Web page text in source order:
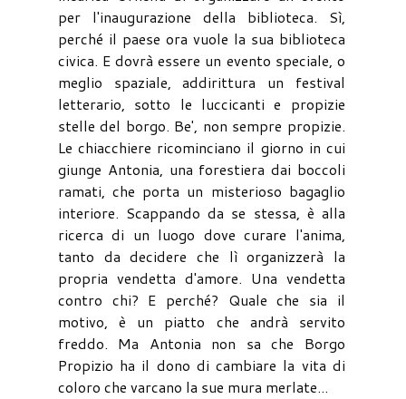
per l'inaugurazione della biblioteca. Sì,
perché il paese ora vuole la sua biblioteca
civica. E dovrà essere un evento speciale, o
meglio spaziale, addirittura un festival
letterario, sotto le luccicanti e propizie
stelle del borgo. Be', non sempre propizie.
Le chiacchiere ricominciano il giorno in cui
giunge Antonia, una forestiera dai boccoli
ramati, che porta un misterioso bagaglio
interiore. Scappando da se stessa, è alla
ricerca di un luogo dove curare l'anima,
tanto da decidere che lì organizzerà la
propria vendetta d'amore. Una vendetta
contro chi? E perché? Quale che sia il
motivo, è un piatto che andrà servito
freddo. Ma Antonia non sa che Borgo
Propizio ha il dono di cambiare la vita di
coloro che varcano la sue mura merlate...